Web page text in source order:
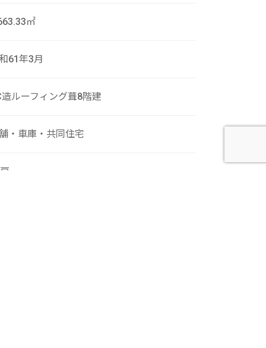
㎡
61年3月
造ルーフィング葺8階建
・車庫・共同住宅